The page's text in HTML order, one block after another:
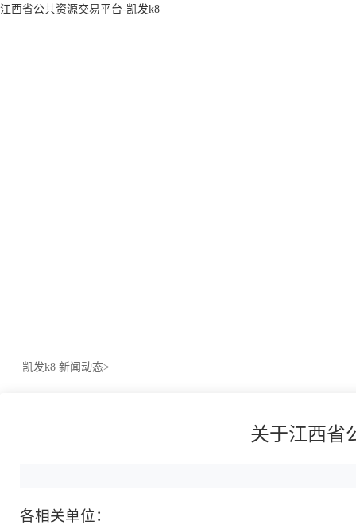
江西省公共资源交易平台-凯发k8
凯发k8 新闻动态>
关于江西省
各相关单位：